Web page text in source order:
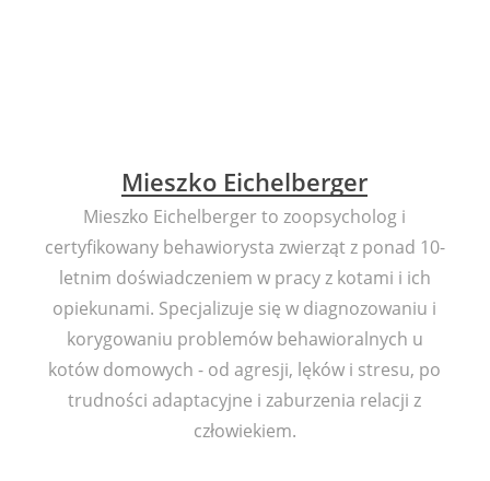
Mieszko Eichelberger
Mieszko Eichelberger to zoopsycholog i
certyfikowany behawiorysta zwierząt z ponad 10-
letnim doświadczeniem w pracy z kotami i ich
opiekunami. Specjalizuje się w diagnozowaniu i
korygowaniu problemów behawioralnych u
kotów domowych - od agresji, lęków i stresu, po
trudności adaptacyjne i zaburzenia relacji z
człowiekiem.